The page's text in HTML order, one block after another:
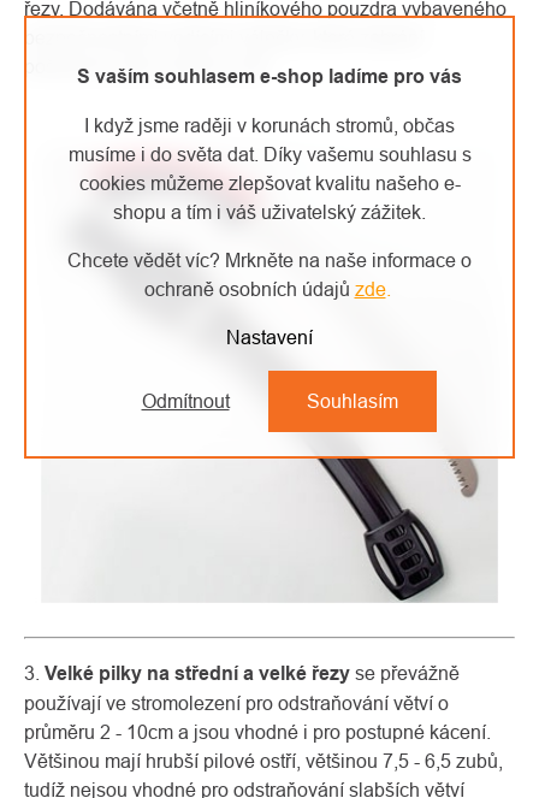
S vaším souhlasem e-shop ladíme pro vás
I když jsme raději v korunách stromů, občas
musíme i do světa dat. Díky vašemu souhlasu s
cookies můžeme zlepšovat kvalitu našeho e-
shopu a tím i váš uživatelský zážitek.
Chcete vědět víc? Mrkněte na naše informace o
ochraně osobních údajů zde.
Nastavení
Odmítnout Souhlasím
řezy. Dodávána včetně hliníkového pouzdra vybaveného
poškození nebo ztupení ostří.
3. Velké pilky na střední a velké řezy se převážně
používají ve stromolezení pro odstraňování větví o
průměru 2 - 10cm a jsou vhodné i pro postupné kácení.
Většinou mají hrubší pilové ostří, většinou 7,5 - 6,5 zubů,
tudíž nejsou vhodné pro odstraňování slabších větví